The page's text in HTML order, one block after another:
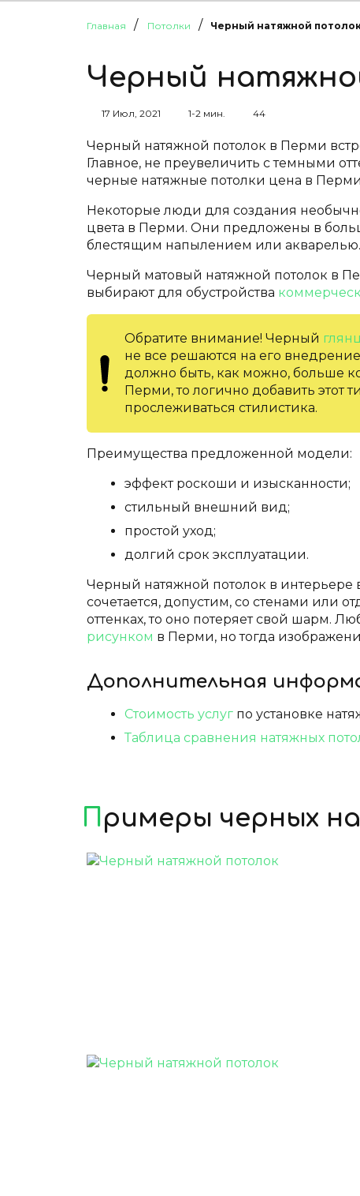
Главная / Потолки / Черный натяжной
Черный
17 Июл, 2021 1-2 мин. 44
Черный натяжной потолок в Перми
Главное, не преувеличить с темными
черные натяжные потолки цена в
Некоторые люди для создания
цвета в Перми. Они предложены в
блестящим напылением или акварелью.
Черный матовый натяжной потолок в
выбирают для обустройства
Обратите внимание! Черный
не все решаются на его
должно быть, как можно, больше
Перми, то логично добавить этот
прослеживаться стилистика.
Преимущества предложенной модели:
эффект роскоши и изысканности;
стильный внешний вид;
простой уход;
долгий срок эксплуатации.
Черный натяжной потолок в интерьере
сочетается, допустим, со стенами или
оттенках, то оно потеряет свой шарм.
рисунком в Перми, но тогда
Дополнительная
Стоимость услуг по установке
Таблица сравнения натяжных
Примеры черных